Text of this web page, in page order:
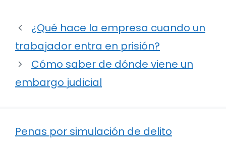
¿Qué hace la empresa cuando un
trabajador entra en prisión?
Cómo saber de dónde viene un
embargo judicial
Penas por simulación de delito